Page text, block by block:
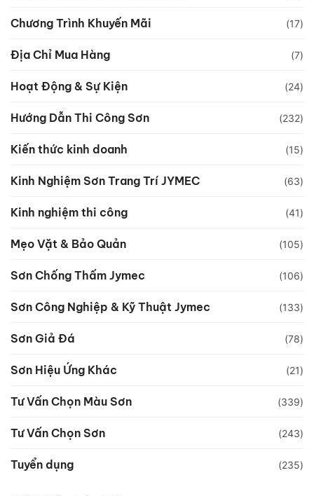
Chương Trình Khuyến Mãi (17)
Địa Chỉ Mua Hàng (7)
Hoạt Động & Sự Kiện (24)
Hướng Dẫn Thi Công Sơn (232)
Kiến thức kinh doanh (15)
Kinh Nghiệm Sơn Trang Trí JYMEC (63)
Kinh nghiệm thi công (41)
Mẹo Vặt & Bảo Quản (105)
Sơn Chống Thấm Jymec (106)
Sơn Công Nghiệp & Kỹ Thuật Jymec (133)
Sơn Giả Đá (78)
Sơn Hiệu Ứng Khác (21)
Tư Vấn Chọn Màu Sơn (339)
Tư Vấn Chọn Sơn (243)
Tuyển dụng (235)